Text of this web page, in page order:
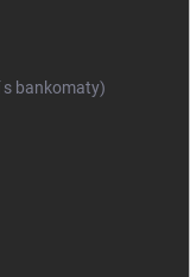
s bankomaty)